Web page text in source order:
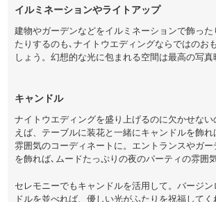
イルミネーションやライトアップ
建物やガーデンなどをイルミネーションで飾っ
たりするのも､ナイトウエディングならではのお
しょう。幻想的な光に包まれる空間は最高の写真
キャンドル
ナイトウエディングを盛り上げるのに欠かせな
えば、テーブルに装花と一緒にキャンドルを飾
雰囲気のコーディネートに。エントランスやガ
を飾れば､ムードたっぷりの夜のパーティの雰囲
セレモニーでもキャンドルを活用して。バージ
ドルを並べれば、優しい光がふたりを祝福して